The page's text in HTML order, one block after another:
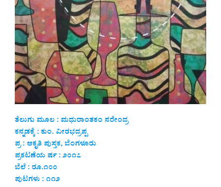
ತೆಲುಗು ಮೂಲ : ಮಧುರಾಂತಕಂ ನರೇಂದ್ರ
ಕನ್ನಡಕ್ಕೆ : ಕುಂ. ವೀರಭದ್ರಪ್ಪ
ಪ್ರ : ಆಕೃತಿ ಪುಸ್ತಕ, ಬೆಂಗಳೂರು
ಪ್ರಕಟಣೆಯ ರ್ಷ : ೨೦೧೭
ಬೆಲೆ : ರೂ.೧೦೦
ಪುಟಗಳು : ೧೧೨